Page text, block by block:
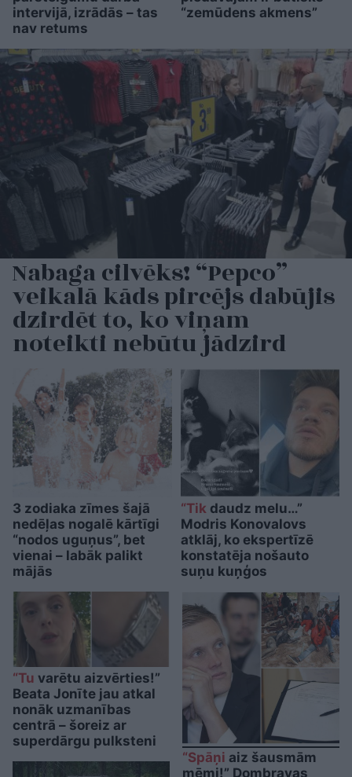
intervijā, izrādās – tas
nav retums
“zemūdens akmens”
Nabaga cilvēks! “Pepco”
veikalā kāds pircējs dabūjis
dzirdēt to, ko viņam
noteikti nebūtu jādzird
3 zodiaka zīmes šajā
nedēļas nogalē kārtīgi
“nodos uguņus”, bet
vienai – labāk palikt
mājās
“Tik daudz melu…”
Modris Konovalovs
atklāj, ko ekspertīzē
konstatēja nošauto
suņu kuņģos
“Tu varētu aizvērties!”
Beata Jonīte jau atkal
nonāk uzmanības
centrā – šoreiz ar
superdārgu pulksteni
“Spāņi aiz šausmām
mēmi!” Dombravas